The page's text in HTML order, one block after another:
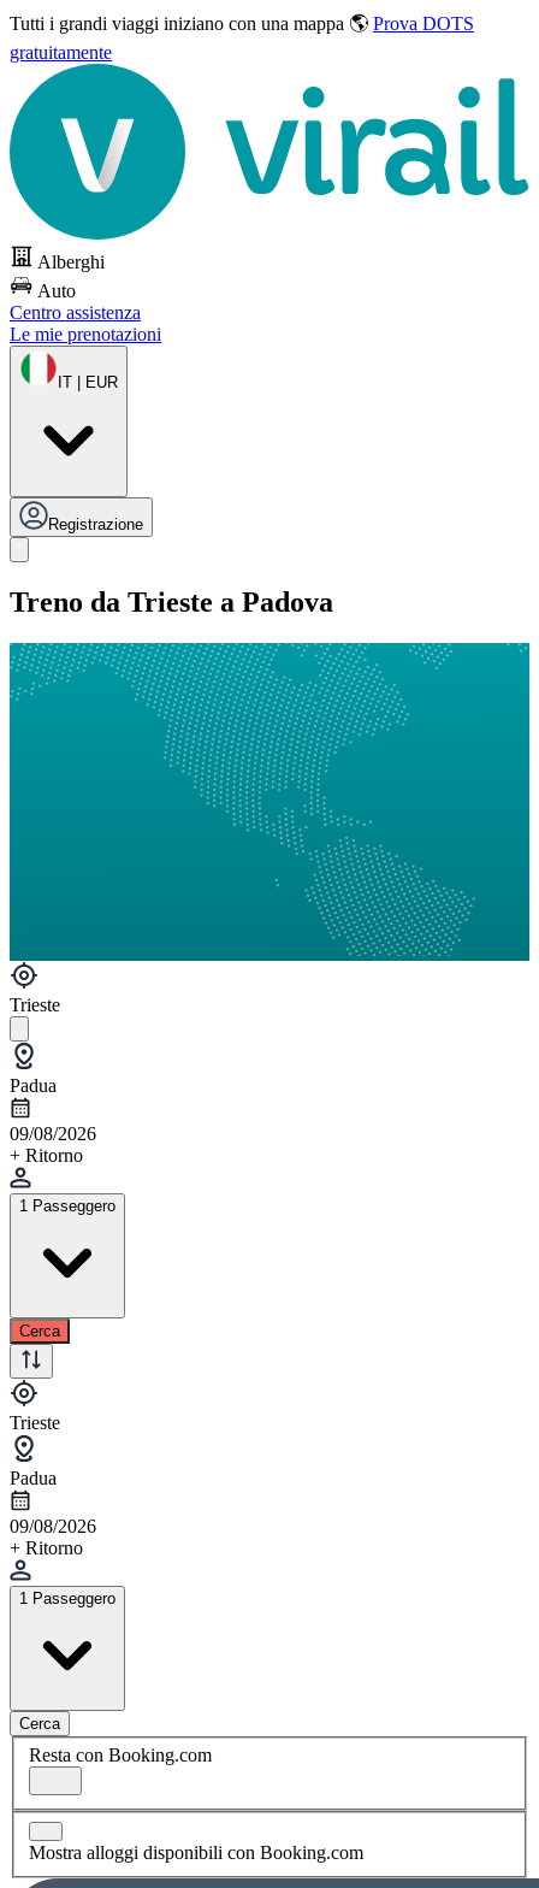
Tutti i grandi viaggi iniziano con una mappa 🌎 Prova DOTS
gratuitamente
Alberghi
Auto
Centro assistenza
Le mie prenotazioni
IT | EUR
Registrazione
Treno da Trieste a Padova
Trieste
Padua
09/08/2026
+ Ritorno
1 Passeggero
Cerca
Trieste
Padua
09/08/2026
+ Ritorno
1 Passeggero
Cerca
Resta con Booking.com
Mostra alloggi disponibili con Booking.com